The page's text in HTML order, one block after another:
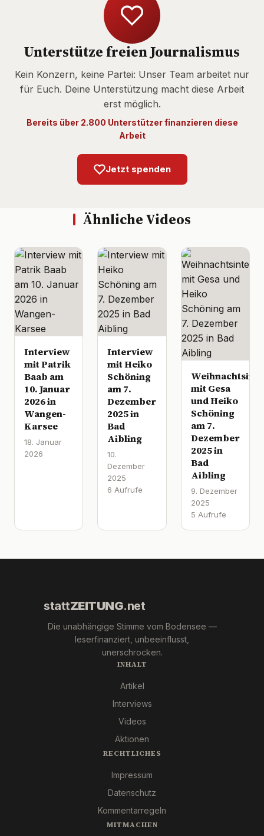
Unterstütze freien Journalismus
Kein Konzern, keine Partei: Unser Team arbeitet nur
für Euch. Deine Unterstützung macht diese Arbeit
erst möglich.
Bereits über 2.800 Unterstützer finanzieren diese
Arbeit
Jetzt spenden
Ähnliche Videos
Interview
mit Patrik
Baab am
10. Januar
2026 in
Wangen-
Karsee
18. Januar
2026
Interview
mit Heiko
Schöning
am 7.
Dezember
2025 in
Bad
Aibling
10.
Dezember
2025
6 Aufrufe
mit Gesa
und Heiko
Schöning
am 7.
Dezember
2025 in
Bad
Aibling
9. Dezember
2025
5 Aufrufe
stattZEITUNG.net
Die unabhängige Stimme vom Bodensee —
leserfinanziert, unbeeinflusst,
unerschrocken.
INHALT
Artikel
Interviews
Videos
Aktionen
RECHTLICHES
Impressum
Datenschutz
Kommentarregeln
MITMACHEN